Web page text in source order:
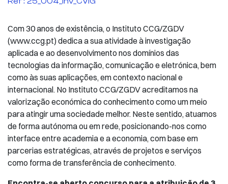
Com 30 anos de existência, o Instituto CCG/ZGDV
(www.ccg.pt) dedica a sua atividade à investigação
aplicada e ao desenvolvimento nos domínios das
tecnologias da informação, comunicação e eletrónica, bem
como às suas aplicações, em contexto nacional e
internacional. No Instituto CCG/ZGDV acreditamos na
valorização económica do conhecimento como um meio
para atingir uma sociedade melhor. Neste sentido, atuamos
de forma autónoma ou em rede, posicionando-nos como
interface entre academia e a economia, com base em
parcerias estratégicas, através de projetos e serviços
como forma de transferência de conhecimento.